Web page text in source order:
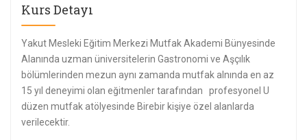
Kurs Detayı
Yakut Mesleki Eğitim Merkezi Mutfak Akademi Bünyesinde
Alanında uzman üniversitelerin Gastronomi ve Aşçılık
bölümlerinden mezun aynı zamanda mutfak alnında en az
15 yıl deneyimi olan eğitmenler tarafından profesyonel U
düzen mutfak atölyesinde Birebir kişiye özel alanlarda
verilecektir.